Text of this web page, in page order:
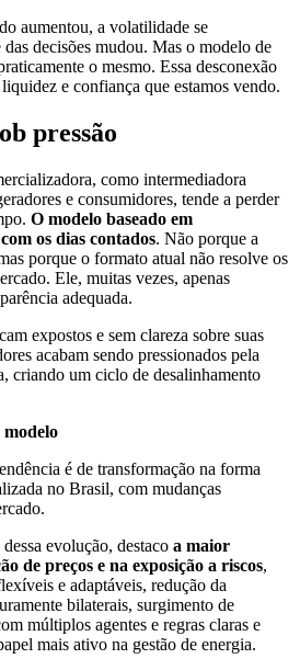
aumentou, a volatilidade se
decisões mudou. Mas o modelo de
o mesmo. Essa desconexão
e confiança que estamos vendo.
pressão
como intermediadora
e consumidores, tende a perder
O modelo baseado em
os dias contados. Não porque a
porque o formato atual não resolve os
Ele, muitas vezes, apenas
adequada.
expostos e sem clareza sobre suas
acabam sendo pressionados pela
criando um ciclo de desalinhamento
é de transformação na forma
no Brasil, com mudanças
evolução, destaco a maior
de preços e na exposição a riscos,
e adaptáveis, redução da
bilaterais, surgimento de
múltiplos agentes e regras claras e
mais ativo na gestão de energia.